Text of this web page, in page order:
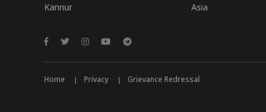
Kannur
Asia
Home Privacy Grievance Redressal